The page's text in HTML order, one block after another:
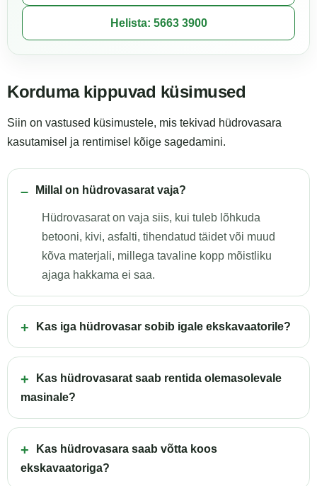
Helista: 5663 3900
Korduma kippuvad küsimused
Siin on vastused küsimustele, mis tekivad hüdrovasara
kasutamisel ja rentimisel kõige sagedamini.
Millal on hüdrovasarat vaja?
Hüdrovasarat on vaja siis, kui tuleb lõhkuda
betooni, kivi, asfalti, tihendatud täidet või muud
kõva materjali, millega tavaline kopp mõistliku
ajaga hakkama ei saa.
Kas iga hüdrovasar sobib igale ekskavaatorile?
Kas hüdrovasarat saab rentida olemasolevale
masinale?
Kas hüdrovasara saab võtta koos
ekskavaatoriga?